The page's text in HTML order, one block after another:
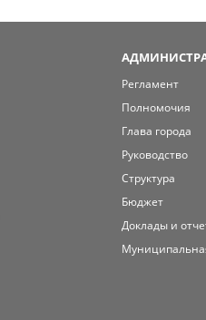
Регламент
Полномочия
Глава города
Руководство
Структура
Бюджет
Доклады и